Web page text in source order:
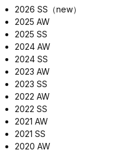
2026 SS（new）
2025 AW
2025 SS
2024 AW
2024 SS
2023 AW
2023 SS
2022 AW
2022 SS
2021 AW
2021 SS
2020 AW